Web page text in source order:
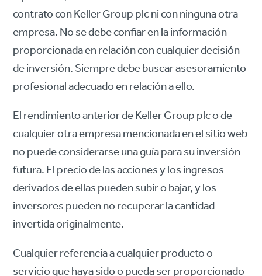
contrato con Keller Group plc ni con ninguna otra
empresa. No se debe confiar en la información
proporcionada en relación con cualquier decisión
de inversión. Siempre debe buscar asesoramiento
profesional adecuado en relación a ello.
El rendimiento anterior de Keller Group plc o de
cualquier otra empresa mencionada en el sitio web
no puede considerarse una guía para su inversión
futura. El precio de las acciones y los ingresos
derivados de ellas pueden subir o bajar, y los
inversores pueden no recuperar la cantidad
invertida originalmente.
Cualquier referencia a cualquier producto o